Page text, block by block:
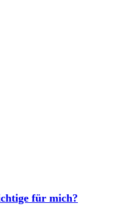
für mich?